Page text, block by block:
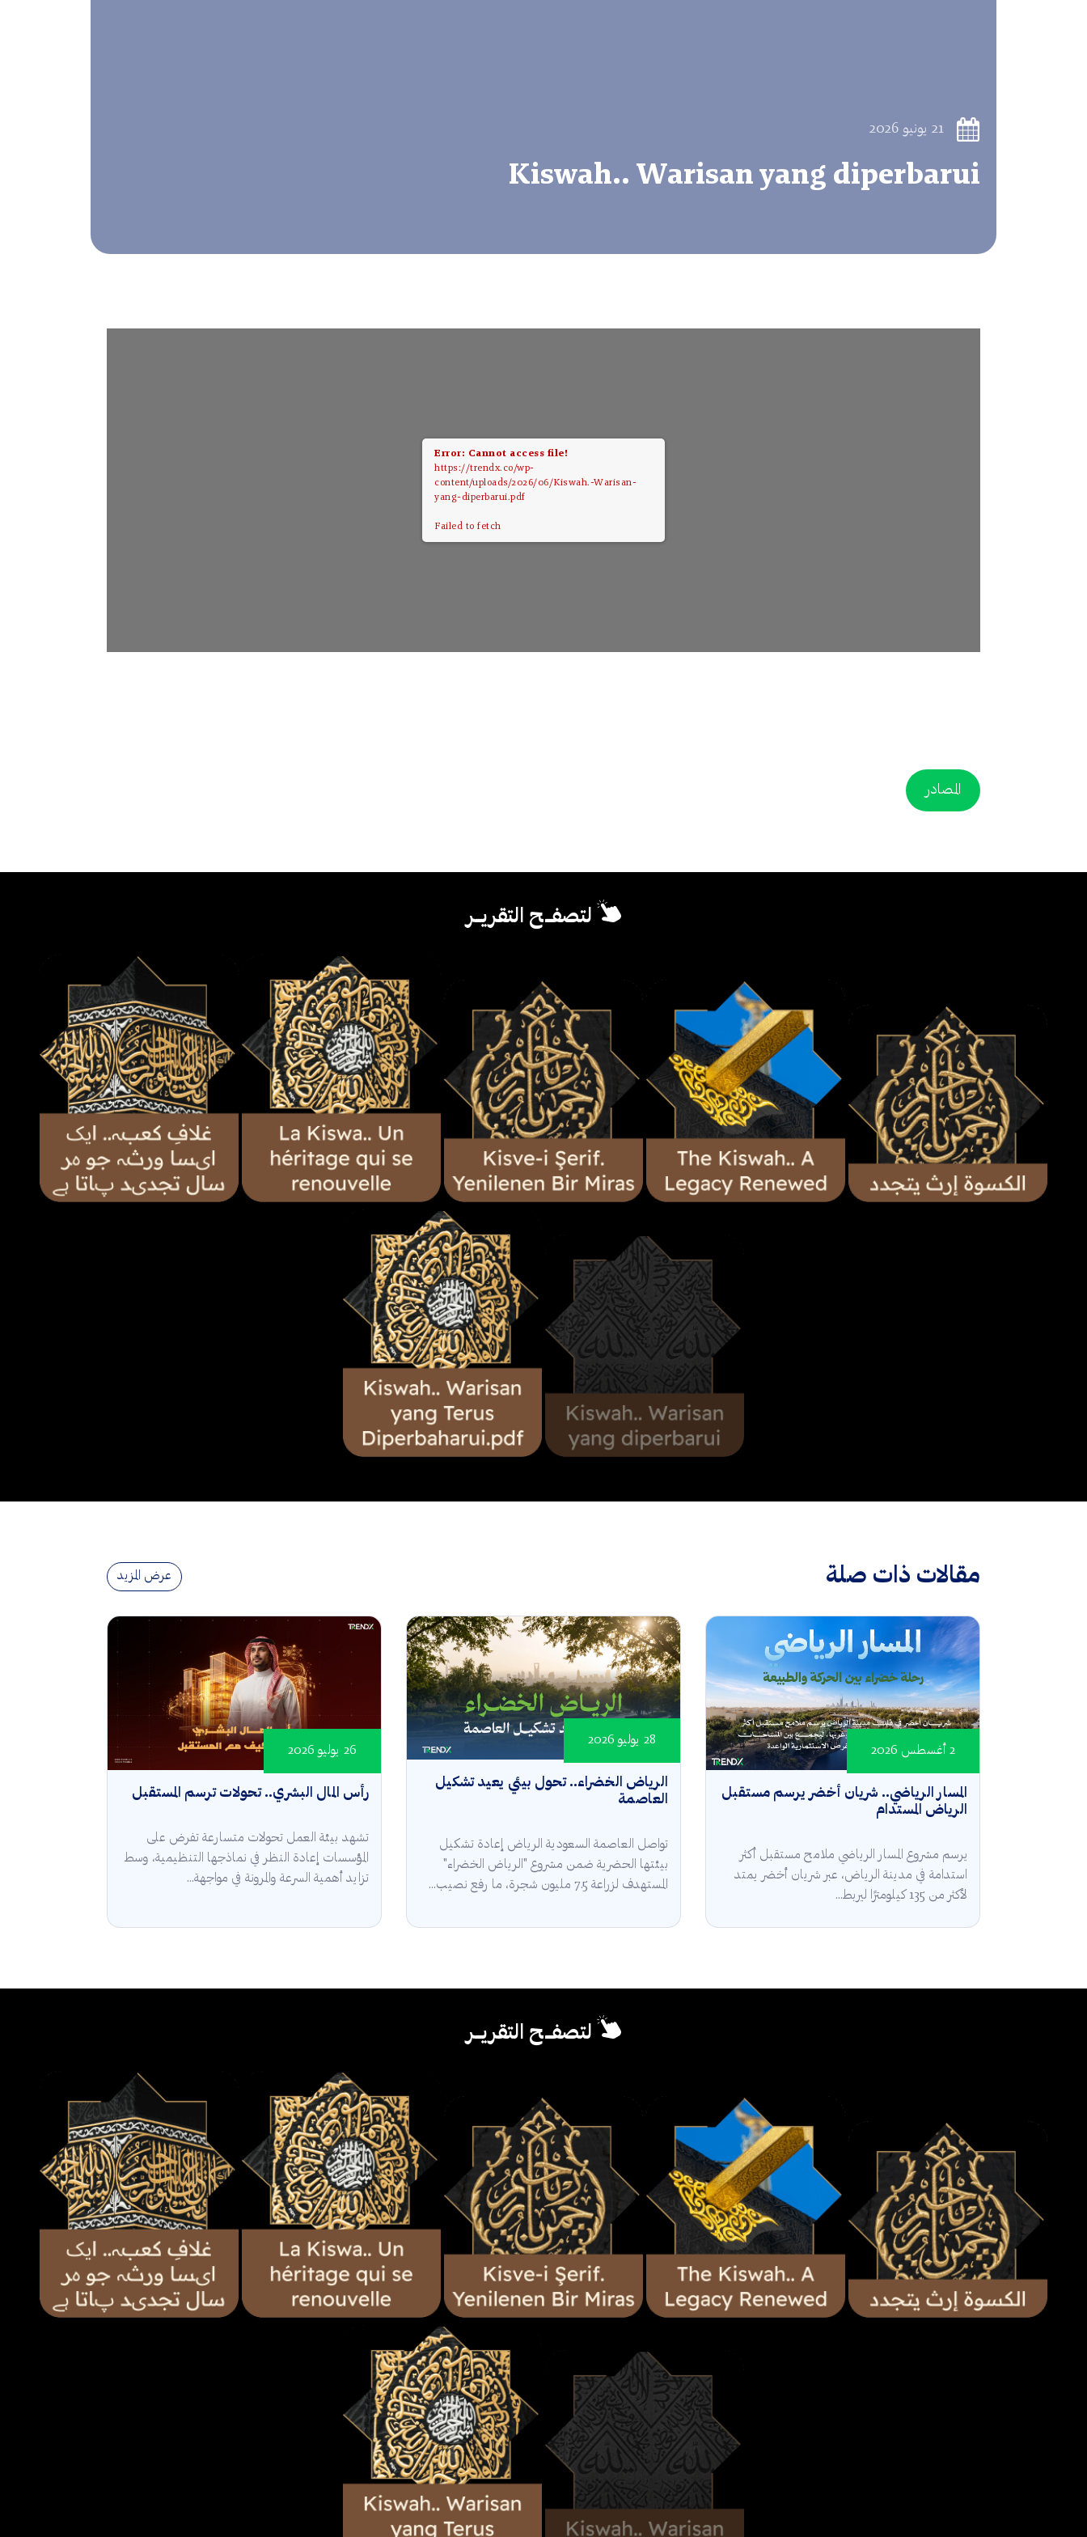
21 يونيو 2026
Kiswah.. Warisan yang diperbarui
Error: Cannot access file!
https://trendx.co/wp-
content/uploads/2026/06/Kiswah.-Warisan-
yang-diperbarui.pdf
Failed to fetch
المصادر
لتصفــح التقريــر
مقالات ذات صلة عرض المزيد
المسار الرياضي.. شريان أخضر يرسم مستقبل
الرياض المستدام
2 أغسطس 2026
يرسم مشروع المسار الرياضي ملامح مستقبل أكثر
استدامة في مدينة الرياض، عبر شريان أخضر يمتد
لأكثر من 135 كيلومترًا ليربط...
الرياض الخضراء.. تحول بيئي يعيد تشكيل
العاصمة
28 يوليو 2026
تواصل العاصمة السعودية الرياض إعادة تشكيل
بيئتها الحضرية ضمن مشروع "الرياض الخضراء"
المستهدف لزراعة 7.5 مليون شجرة، ما رفع نصيب...
رأس المال البشري.. تحولات ترسم المستقبل
26 يوليو 2026
تشهد بيئة العمل تحولات متسارعة تفرض على
المؤسسات إعادة النظر في نماذجها التنظيمية، وسط
تزايد أهمية السرعة والمرونة في مواجهة...
لتصفــح التقريــر